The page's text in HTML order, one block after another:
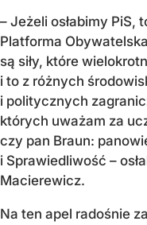
– Jeżeli osłabimy PiS,
Platforma
są siły, które
i to z różnych
i politycznych
których uważam za
czy pan Braun:
i Sprawiedliwość –
Macierewicz.
Na ten apel radośnie